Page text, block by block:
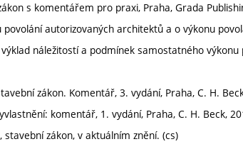
s komentářem pro praxi, Praha, Grada
povolání autorizovaných architektů a o výkonu
náležitostí a podmínek samostatného
zákon. Komentář, 3. vydání, Praha, C. H.
komentář, 1. vydání, Praha, C. H. Beck,
stavební zákon, v aktuálním znění. (cs)